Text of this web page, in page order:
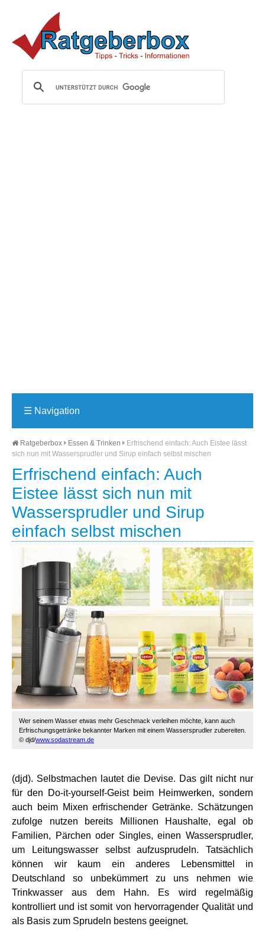
☰ Navigation
Ratgeberbox Essen & Trinken
Erfrischend einfach: Auch Eistee lässt
sich nun mit Wassersprudler und Sirup einfach selbst mischen
Erfrischend einfach: Auch
Eistee lässt sich nun mit
Wassersprudler und Sirup
einfach selbst mischen
Wer seinem Wasser etwas mehr Geschmack verleihen möchte, kann auch
Erfrischungsgetränke bekannter Marken mit einem Wassersprudler zubereiten.
© djd/www.sodastream.de
(djd). Selbstmachen lautet die Devise. Das gilt nicht nur
für den Do-it-yourself-Geist beim Heimwerken, sondern
auch beim Mixen erfrischender Getränke. Schätzungen
zufolge nutzen bereits Millionen Haushalte, egal ob
Familien, Pärchen oder Singles, einen Wassersprudler,
um Leitungswasser selbst aufzusprudeln. Tatsächlich
können wir kaum ein anderes Lebensmittel in
Deutschland so unbekümmert zu uns nehmen wie
Trinkwasser aus dem Hahn. Es wird regelmäßig
kontrolliert und ist somit von hervorragender Qualität und
als Basis zum Sprudeln bestens geeignet.